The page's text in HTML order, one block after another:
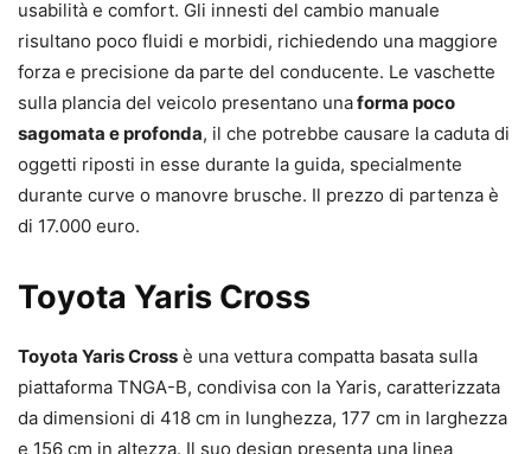
usabilità e comfort. Gli innesti del cambio manuale
risultano poco fluidi e morbidi, richiedendo una maggiore
forza e precisione da parte del conducente. Le vaschette
sulla plancia del veicolo presentano unaforma poco
sagomata e profonda, il che potrebbe causare la caduta di
oggetti riposti in esse durante la guida, specialmente
durante curve o manovre brusche. Il prezzo di partenza è
di 17.000 euro.
Toyota Yaris Cross
Toyota Yaris Cross è una vettura compatta basata sulla
piattaforma TNGA-B, condivisa con la Yaris, caratterizzata
da dimensioni di 418 cm in lunghezza, 177 cm in larghezza
e 156 cm in altezza. Il suo design presenta una linea